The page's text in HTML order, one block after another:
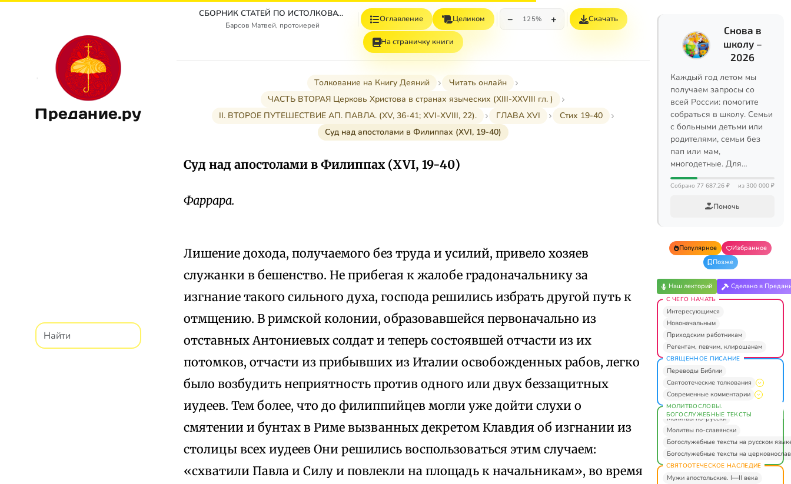
Предание.ру
СБОРНИК СТАТЕЙ ПО ИСТОЛКОВАТЕЛЬНОМУ И НАЗИДАТЕЛЬНОМУ ЧТЕНИЮ ДЕЯНИЙ СВЯТЫХ АПОСТОЛОВ
Барсов Матвей, протоиерей
Оглавление Целиком − 125% + Скачать
На страничку книги
Толкование на Книгу Деяний
Читать онлайн
ЧАСТЬ ВТОРАЯ Церковь Христова в странах языческих (XIII-XXVIII гл. )
II. ВТОРОЕ ПУТЕШЕСТВИЕ АП. ПАВЛА. (XV, 36-41; XVI-XVIII, 22).
ГЛАВА XVI
Стих 19-40
Суд над апостолами в Филиппах (XVI, 19-40)
Суд над апостолами в Филиппах (XVI, 19-40)
Фаррара.
Лишение дохода, получаемого без труда и усилий, привело хозяев
служанки в бешенство. Не прибегая к жалобе градоначальнику за
изгнание такого сильного духа, господа решились избрать другой путь к
отмщению. В римской колонии, образовавшейся первоначально из
отставных Антониевых солдат и теперь состоявшей отчасти из их
потомков, отчасти из прибывших из Италии освобожденных рабов, легко
было возбудить неприятность против одного или двух беззащитных
иудеев. Тем более, что до филиппийцев могли уже дойти слухи о
смятении и бунтах в Риме вызванных декретом Клавдия об изгнании из
столицы всех иудеев Они решились воспользоваться этим случаем:
«схватили Павла и Силу и повлекли на площадь к начальникам», во время
Снова в
школу –
2026
Каждый год летом мы
получаем запросы со
всей России: помогите
собраться в школу. Семьи
с больными детьми или
родителями, семьи без
пап или мам,
многодетные. Для…
Собрано 77 687,26 ₽ из 300 000 ₽
Помочь
Популярное
Избранное
Позже
Наш лекторий Сделано в
С ЧЕГО НАЧАТЬ
Интересующимся
Новоначальным
Приходским работникам
Регентам, певчим, клирошанам
СВЯЩЕННОЕ ПИСАНИЕ
Переводы Библии
Святоотеческие толкования
Современные комментарии
МОЛИТВОСЛОВЫ.
БОГОСЛУЖЕБНЫЕ ТЕКСТЫ
Молитвы по-русски
Молитвы по-славянски
Богослужебные тексты на русском
Богослужебные тексты на
СВЯТООТЕЧЕСКОЕ НАСЛЕДИЕ
Мужи апостольские. I—II века